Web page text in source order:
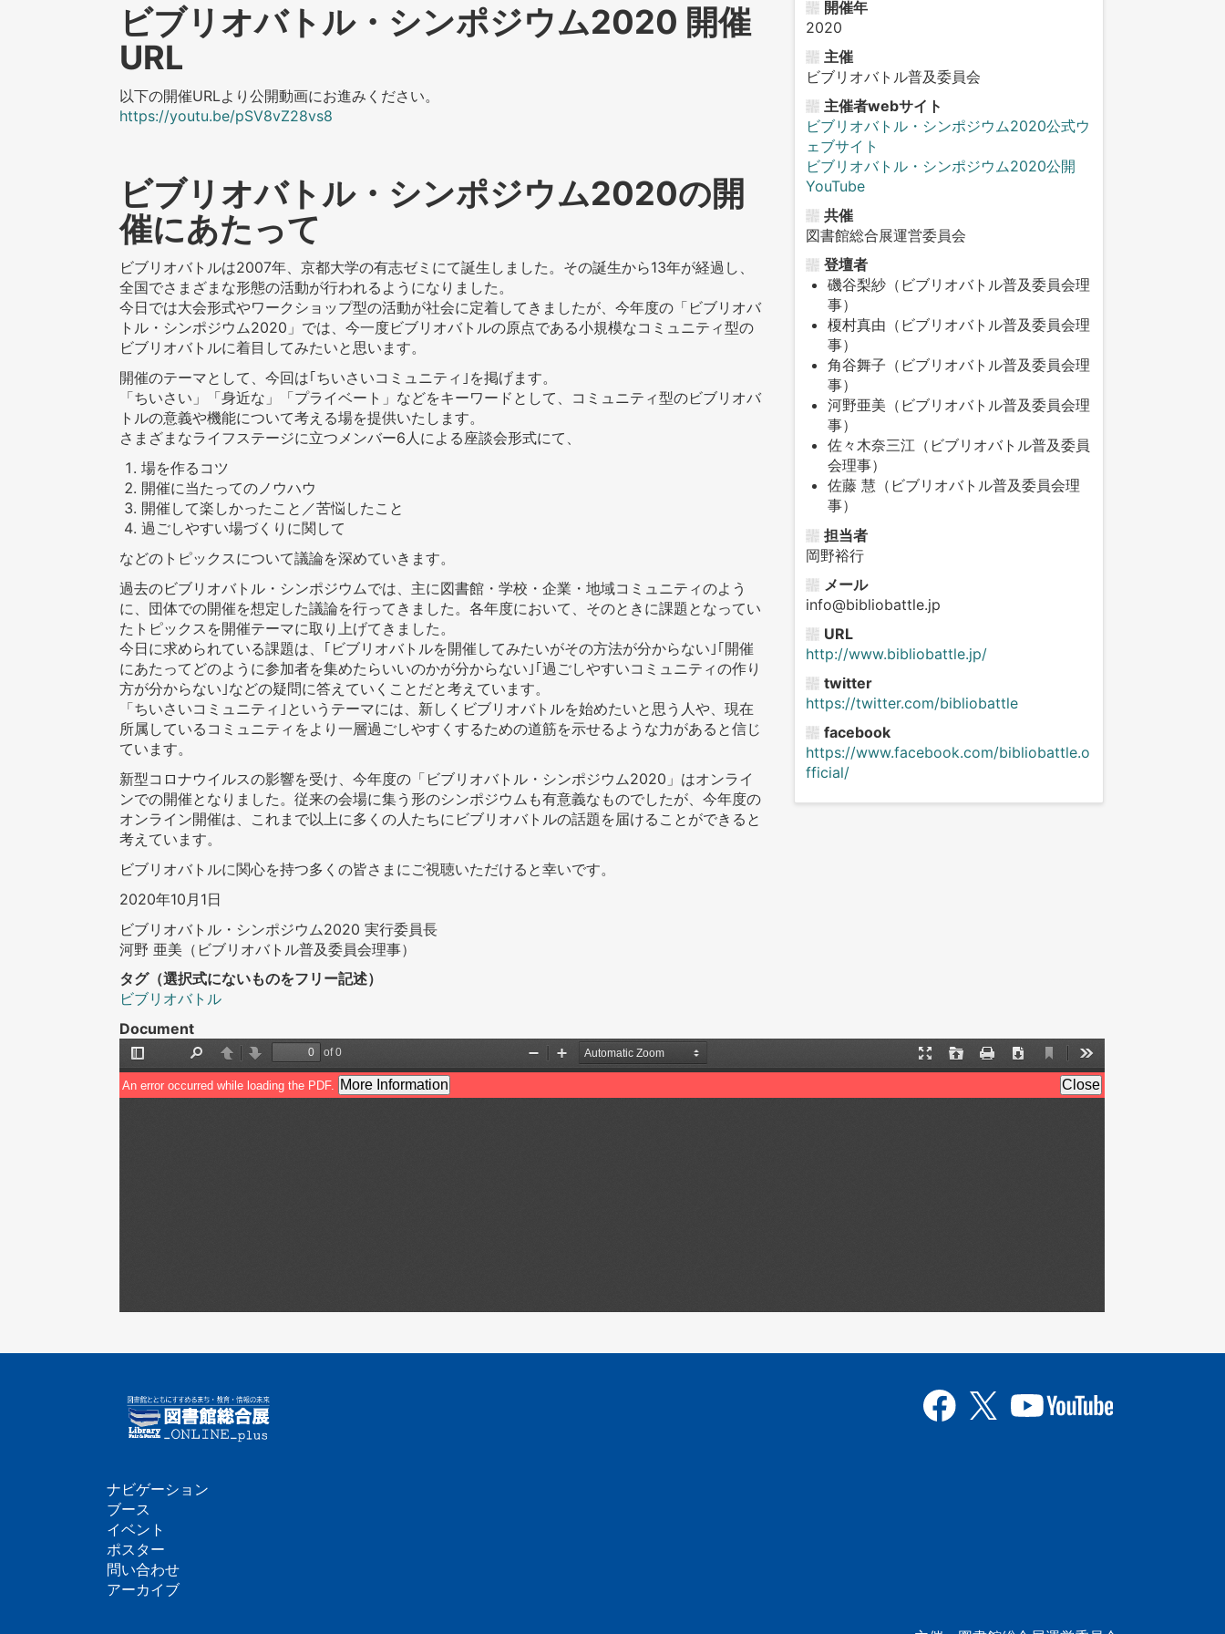
ビブリオバトル・シンポジウム2020 開催
URL
以下の開催URLより公開動画にお進みください。
https://youtu.be/pSV8vZ28vs8
ビブリオバトル・シンポジウム2020の開
催にあたって
ビブリオバトルは2007年、京都大学の有志ゼミにて誕生しました。その誕生から13年が経過し、
全国でさまざまな形態の活動が行われるようになりました。
今日では大会形式やワークショップ型の活動が社会に定着してきましたが、今年度の「ビブリオバ
トル・シンポジウム2020」では、今一度ビブリオバトルの原点である小規模なコミュニティ型の
ビブリオバトルに着目してみたいと思います。​
開催のテーマとして、今回は｢ちいさいコミュニティ｣を掲げます。
「ちいさい」「身近な」「プライベート」などをキーワードとして、コミュニティ型のビブリオバ
トルの意義や機能について考える場を提供いたします。
さまざまなライフステージに立つメンバー6人による座談会形式にて、
場を作るコツ
開催に当たってのノウハウ
開催して楽しかったこと／苦悩したこと
過ごしやすい場づくりに関して
などのトピックスについて議論を深めていきます。
過去のビブリオバトル・シンポジウムでは、主に図書館・学校・企業・地域コミュニティのよう
に、団体での開催を想定した議論を行ってきました。各年度において、そのときに課題となってい
たトピックスを開催テーマに取り上げてきました。
今日に求められている課題は、｢ビブリオバトルを開催してみたいがその方法が分からない｣｢開催
にあたってどのように参加者を集めたらいいのかが分からない｣｢過ごしやすいコミュニティの作り
方が分からない｣などの疑問に答えていくことだと考えています。
「ちいさいコミュニティ｣というテーマには、新しくビブリオバトルを始めたいと思う人や、現在
所属しているコミュニティをより一層過ごしやすくするための道筋を示せるような力があると信じ
ています。
新型コロナウイルスの影響を受け、今年度の「ビブリオバトル・シンポジウム2020」はオンライ
ンでの開催となりました。従来の会場に集う形のシンポジウムも有意義なものでしたが、今年度の
オンライン開催は、これまで以上に多くの人たちにビブリオバトルの話題を届けることができると
考えています。
ビブリオバトルに関心を持つ多くの皆さまにご視聴いただけると幸いです。
2020年10月1日
ビブリオバトル・シンポジウム2020 実行委員長
河野 亜美（ビブリオバトル普及委員会理事）
タグ（選択式にないものをフリー記述）
ビブリオバトル
開催年
2020
主催
ビブリオバトル普及委員会
主催者webサイト
ビブリオバトル・シンポジウム2020公式ウ
ェブサイト
ビブリオバトル・シンポジウム2020公開
YouTube
共催
図書館総合展運営委員会
登壇者
磯谷梨紗（ビブリオバトル普及委員会理
事）
榎村真由（ビブリオバトル普及委員会理
事）
角谷舞子（ビブリオバトル普及委員会理
事）
河野亜美（ビブリオバトル普及委員会理
事）
佐々木奈三江（ビブリオバトル普及委員
会理事）
佐藤 慧（ビブリオバトル普及委員会理
事）
担当者
岡野裕行
メール
info@bibliobattle.jp
URL
http://www.bibliobattle.jp/
twitter
https://twitter.com/bibliobattle
facebook
https://www.facebook.com/bibliobattle.o
fficial/
Document
フ
ッ
タ
ナビゲーション
ブース
イベント
ポスター
問い合わせ
アーカイブ